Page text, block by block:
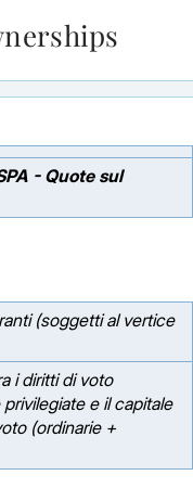
- Quote sul
(soggetti al vertice
i diritti di voto
e il capitale
(ordinarie +